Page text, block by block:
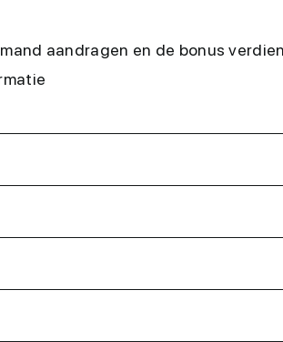
aandragen en de bonus